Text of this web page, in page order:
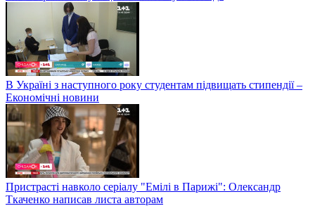
В Україні з наступного року студентам підвищать стипендії –
Економічні новини
Пристрасті навколо серіалу "Емілі в Парижі": Олександр
Ткаченко написав листа авторам